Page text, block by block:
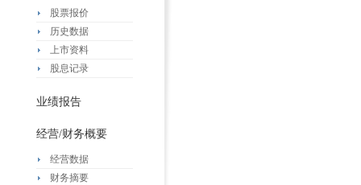
股票报价
历史数据
上市资料
股息记录
业绩报告
经营/财务概要
经营数据
财务摘要